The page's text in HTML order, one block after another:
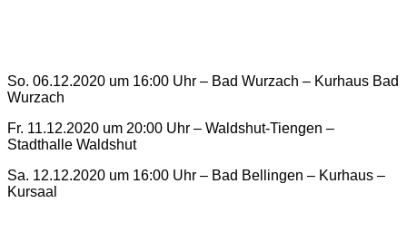
So. 06.12.2020 um 16:00 Uhr – Bad Wurzach – Kurhaus Bad
Wurzach
Fr. 11.12.2020 um 20:00 Uhr – Waldshut-Tiengen –
Stadthalle Waldshut
Sa. 12.12.2020 um 16:00 Uhr – Bad Bellingen – Kurhaus –
Kursaal